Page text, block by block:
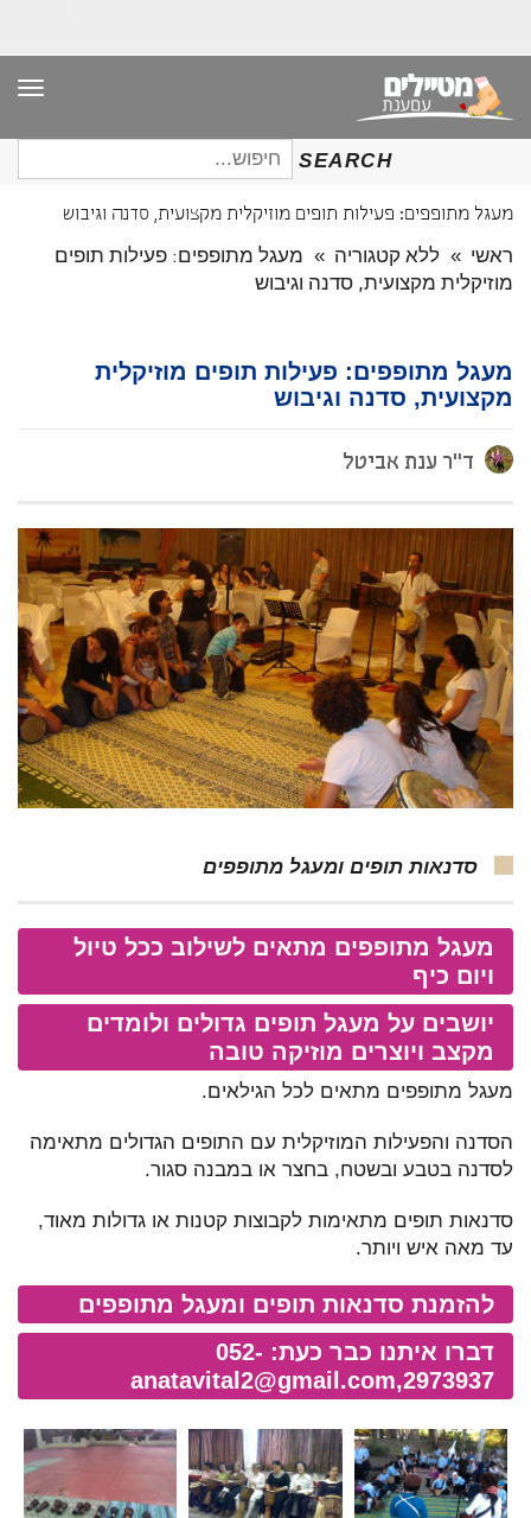
SEARCH
חיפוש
עבור:
מעגל מתופפים: פעילות תופים מוזיקלית מקצועית, סדנה וגיבוש
ראשי » ללא קטגוריה » מעגל מתופפים: פעילות תופים
מוזיקלית מקצועית, סדנה וגיבוש
מעגל מתופפים: פעילות תופים מוזיקלית
מקצועית, סדנה וגיבוש
ד"ר ענת אביטל
סדנאות תופים ומעגל מתופפים
מעגל מתופפים מתאים לשילוב ככל טיול
ויום כיף
יושבים על מעגל תופים גדולים ולומדים
מקצב ויוצרים מוזיקה טובה
מעגל מתופפים מתאים לכל הגילאים.
הסדנה והפעילות המוזיקלית עם התופים הגדולים מתאימה
לסדנה בטבע ובשטח, בחצר או במבנה סגור.
סדנאות תופים מתאימות לקבוצות קטנות או גדולות מאוד,
עד מאה איש ויותר.
להזמנת סדנאות תופים ומעגל מתופפים
דברו איתנו כבר כעת: 052-
2973937,
anatavital2@gmail.com